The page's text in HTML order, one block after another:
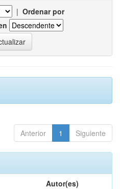
| Ordenar por
Anterior 1 Siguiente
Autor(es)